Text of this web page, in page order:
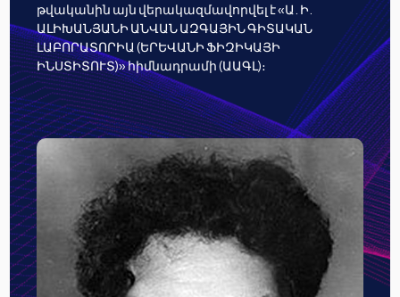
թվականին այն վերակազմավորվել է «Ա. Ի.
ԱԼԻԽԱՆՅԱՆԻ ԱՆՎԱՆ ԱԶԳԱՅԻՆ ԳԻՏԱԿԱՆ
ԼԱԲՈՐԱՏՈՐԻԱ (ԵՐԵՎԱՆԻ ՖԻԶԻԿԱՅԻ
ԻՆՍՏԻՏՈՒՏ)» հիմնադրամի (ԱԱԳԼ)։